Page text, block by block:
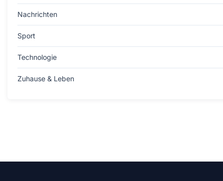
Nachrichten
Sport
Technologie
Zuhause & Leben